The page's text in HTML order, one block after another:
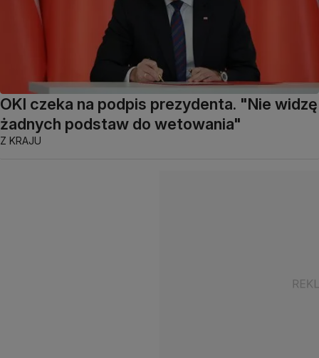
OKI czeka na podpis prezydenta. "Nie widzę
żadnych podstaw do wetowania"
Z KRAJU